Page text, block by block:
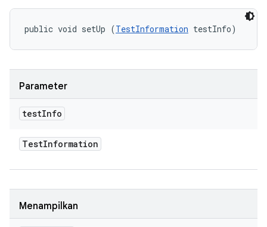
public void setUp (TestInformation testInfo)
Parameter
testInfo
TestInformation
Menampilkan